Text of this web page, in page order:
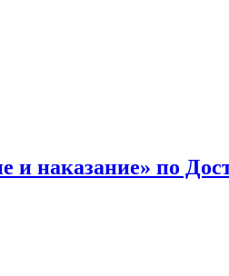
и наказание» по